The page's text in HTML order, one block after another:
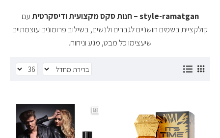
style-ramatgan – חנות סקס מקצועית ודיסקרטית
עם
קולקציית בשמים חושניים לגברים ולנשים, בשילוב פרומונים עוצמתיים
שיעצימו כל מבט, מגע וניחוח.